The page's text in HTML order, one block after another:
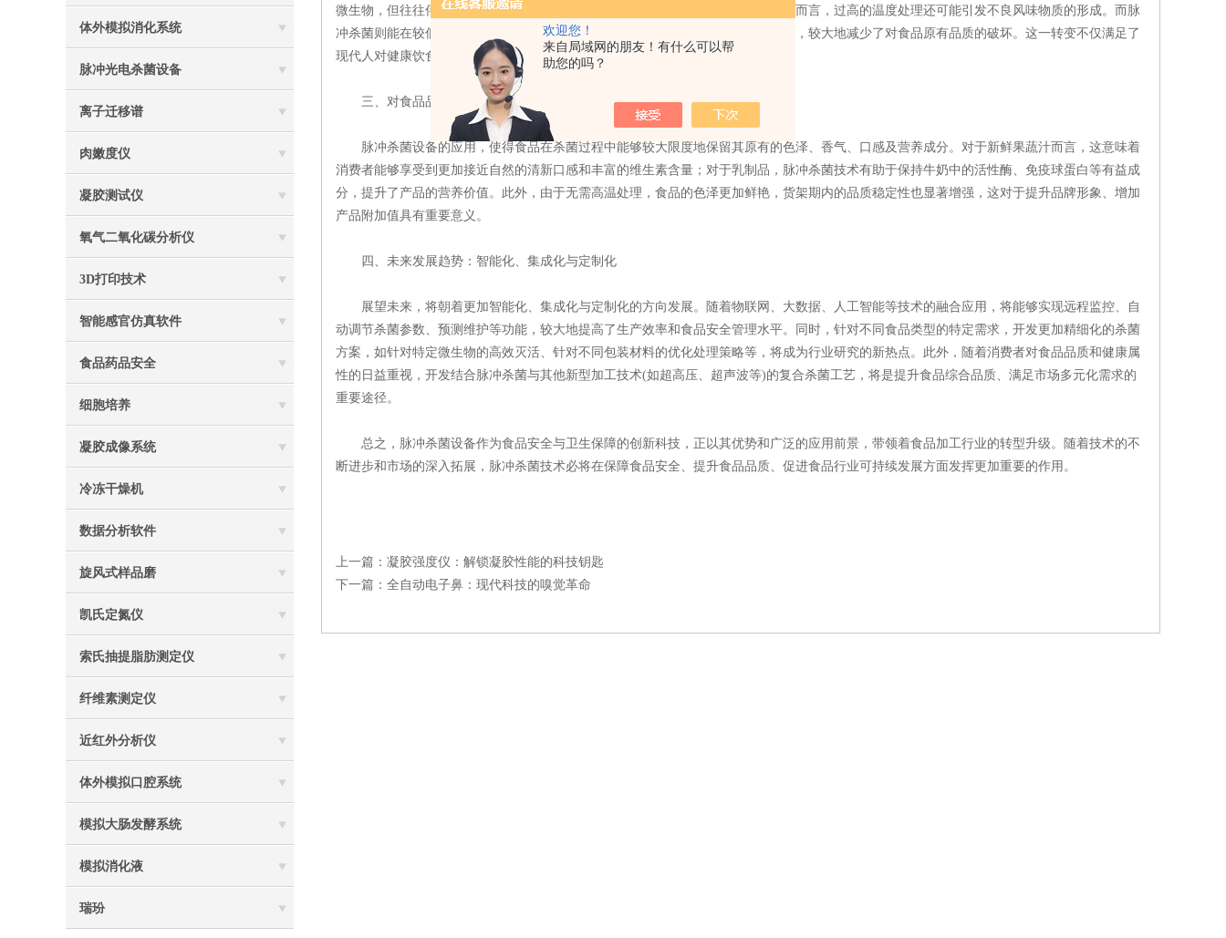
欢迎您！
来自局域网的朋友！有什么可以帮
助您的吗？
体外模拟消化系统
脉冲光电杀菌设备
离子迁移谱
肉嫩度仪
凝胶测试仪
氧气二氧化碳分析仪
3D打印技术
智能感官仿真软件
食品药品安全
细胞培养
凝胶成像系统
冷冻干燥机
数据分析软件
旋风式样品磨
凯氏定氮仪
索氏抽提脂肪测定仪
纤维素测定仪
近红外分析仪
体外模拟口腔系统
模拟大肠发酵系统
模拟消化液
瑞玢
微生物，但往往伴随着食品色香味及营养成分的显著损失，且对于某些热敏性食品而言，过高的温度处理还可能引发不良风味物质的形成。而脉
冲杀菌则能在较低温度下，通过物理作用破坏微生物细胞膜，达到快速灭菌的目的，较大地减少了对食品原有品质的破坏。这一转变不仅满足了
现代人对健康饮食的追求，也为食品行业带来了更加灵活多样的加工选择。
三、对食品品质的影响：保留风味，提升价值
脉冲杀菌设备的应用，使得食品在杀菌过程中能够较大限度地保留其原有的色泽、香气、口感及营养成分。对于新鲜果蔬汁而言，这意味着
消费者能够享受到更加接近自然的清新口感和丰富的维生素含量；对于乳制品，脉冲杀菌技术有助于保持牛奶中的活性酶、免疫球蛋白等有益成
分，提升了产品的营养价值。此外，由于无需高温处理，食品的色泽更加鲜艳，货架期内的品质稳定性也显著增强，这对于提升品牌形象、增加
产品附加值具有重要意义。
四、未来发展趋势：智能化、集成化与定制化
展望未来，将朝着更加智能化、集成化与定制化的方向发展。随着物联网、大数据、人工智能等技术的融合应用，将能够实现远程监控、自
动调节杀菌参数、预测维护等功能，较大地提高了生产效率和食品安全管理水平。同时，针对不同食品类型的特定需求，开发更加精细化的杀菌
方案，如针对特定微生物的高效灭活、针对不同包装材料的优化处理策略等，将成为行业研究的新热点。此外，随着消费者对食品品质和健康属
性的日益重视，开发结合脉冲杀菌与其他新型加工技术(如超高压、超声波等)的复合杀菌工艺，将是提升食品综合品质、满足市场多元化需求的
重要途径。
总之，脉冲杀菌设备作为食品安全与卫生保障的创新科技，正以其优势和广泛的应用前景，带领着食品加工行业的转型升级。随着技术的不
断进步和市场的深入拓展，脉冲杀菌技术必将在保障食品安全、提升食品品质、促进食品行业可持续发展方面发挥更加重要的作用。
上一篇： 凝胶强度仪：解锁凝胶性能的科技钥匙
下一篇： 全自动电子鼻：现代科技的嗅觉革命